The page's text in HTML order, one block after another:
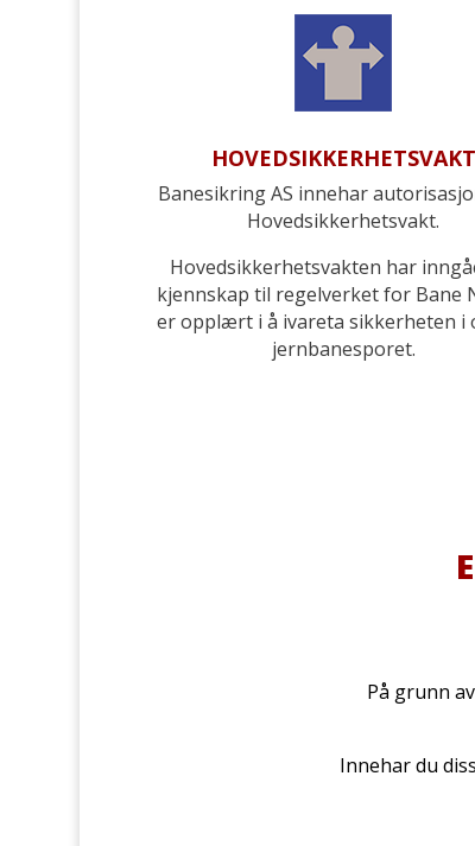
HOVEDSIKKERHETSVAKT
Banesikring AS innehar
Hovedsikkerhetsvakt.
Hovedsikkerhetsvakten har
kjennskap til regelverket for Bane
er opplært i å ivareta sikkerheten i
jernbanesporet.
På grunn
Innehar du